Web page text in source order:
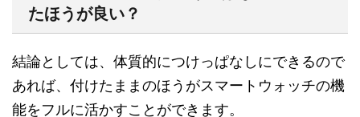
たほうが良い？
結論としては、体質的につけっぱなしにできるので
あれば、付けたままのほうがスマートウォッチの機
能をフルに活かすことができます。